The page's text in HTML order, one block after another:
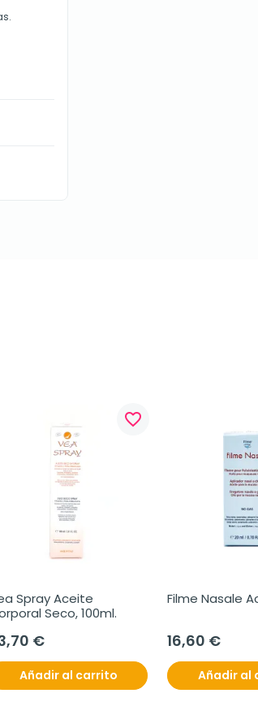
favorite_border
Spray Aceite
Seco, 100ml.
€
Añadir al carrito
Filme Nasale
16,60 €
Añadir al